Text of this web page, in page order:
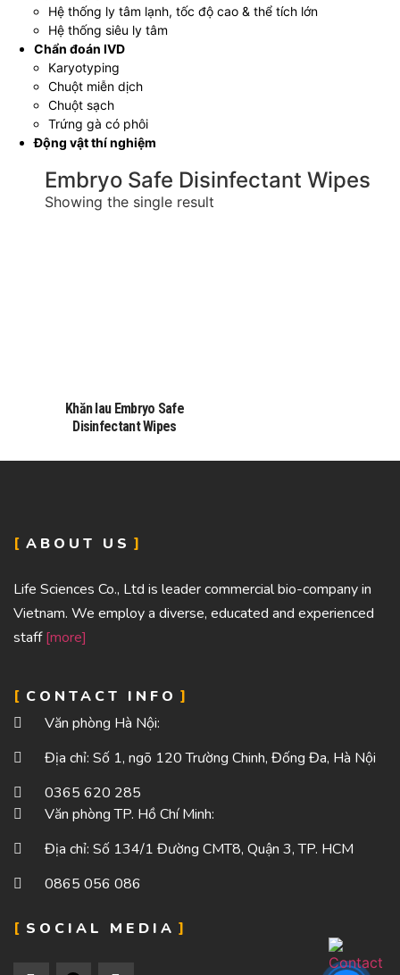
Hệ thống ly tâm lạnh, tốc độ cao & thể tích lớn
Hệ thống siêu ly tâm
Chẩn đoán IVD
Karyotyping
Chuột miễn dịch
Chuột sạch
Trứng gà có phôi
Động vật thí nghiệm
Embryo Safe Disinfectant Wipes
Showing the single result
Khăn lau Embryo Safe
Disinfectant Wipes
ABOUT US
Life Sciences Co., Ltd is leader commercial bio-company in
Vietnam. We employ a diverse, educated and experienced
staff[more]
CONTACT INFO
Văn phòng Hà Nội:
Địa chỉ: Số 1, ngõ 120 Trường Chinh, Đống Đa, Hà Nội
0365 620 285
Văn phòng TP. Hồ Chí Minh:
Địa chỉ: Số 134/1 Đường CMT8, Quận 3, TP. HCM
0865 056 086
SOCIAL MEDIA